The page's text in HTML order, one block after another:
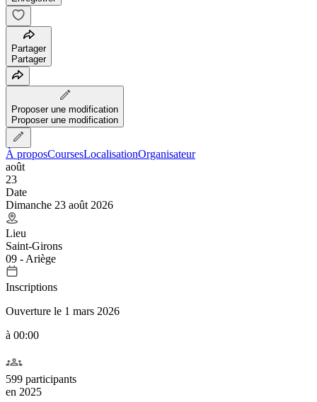
Partager
Partager
Proposer une modification
Proposer une modification
À proposCoursesLocalisationOrganisateur
août
23
Date
Dimanche 23 août 2026
Lieu
Saint-Girons
09 - Ariège
Inscriptions
Ouverture le 1 mars 2026
à 00:00
599 participants
en 2025